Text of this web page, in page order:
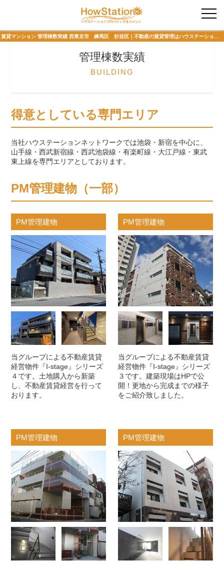
入居者様専用
管理棟数実績
BUILDING
得意としている専門エリア
当社ハウステーションネットワークでは池袋・新宿を中心に、
山手線・西武新宿線・西武池袋線・有楽町線・大江戸線・東武
東上線を専門エリアとしております。
PM管理建物（一部）
PM管理建物
当グループによる不動産賃貸
経営物件『I-stage』シリーズ
４です。土地購入から新築
し、不動産賃貸経営を行って
おります。
PM管理建物
当グループによる不動産賃貸
経営物件『I-stage』シリーズ
３です。建築現場はHPで公
開！更地から完成までの様子
をご紹介致しました。
PM管理建物 PM管理建物